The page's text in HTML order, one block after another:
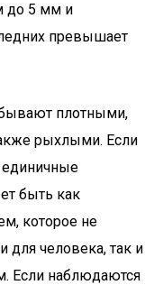
до 5 мм и
превышает
бывают плотными,
рыхлыми. Если
единичные
быть как
которое не
для человека, так и
Если наблюдаются